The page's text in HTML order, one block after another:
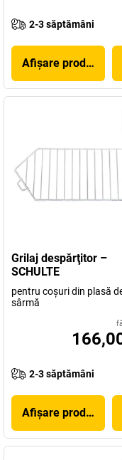
2-3 săptămâni
Afișare produs
Grilaj despărţitor –
SCHULTE
pentru coşuri din plasă
sârmă
2-3 săptămâni
Afișare produs